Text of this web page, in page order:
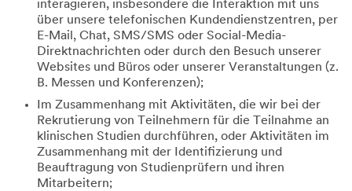
interagieren, insbesondere die Interaktion mit uns
über unsere telefonischen Kundendienstzentren, per
E-Mail, Chat, SMS/SMS oder Social-Media-
Direktnachrichten oder durch den Besuch unserer
Websites und Büros oder unserer Veranstaltungen (z.
B. Messen und Konferenzen);
Im Zusammenhang mit Aktivitäten, die wir bei der
Rekrutierung von Teilnehmern für die Teilnahme an
klinischen Studien durchführen, oder Aktivitäten im
Zusammenhang mit der Identifizierung und
Beauftragung von Studienprüfern und ihren
Mitarbeitern;